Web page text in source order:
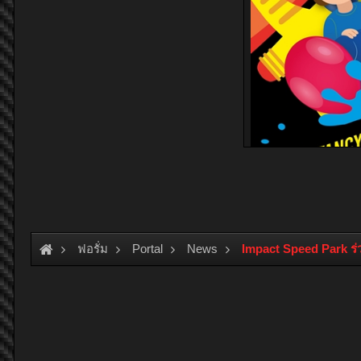
ฟอรั่ม Portal News Impact Speed Park